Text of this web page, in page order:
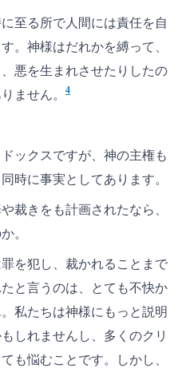
至る所で人間には責任を自
。神様はだれかを縛って、
悪を生まれさせたりしたの
ません。
4
ックスですが、神の主権も
時に事実としてあります。
きをも計画されたなら、
。
を犯し、裁かれることまで
と言うのは、とても不快か
私たちは神様にもっと説明
しれませんし、多くのクリ
も悩むことです。しかし、